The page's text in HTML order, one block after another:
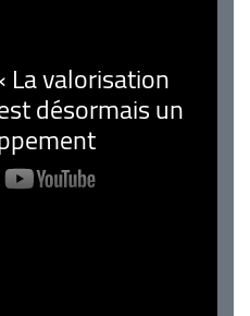
La valorisation
désormais un